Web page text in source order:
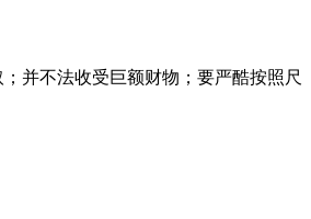
并不法收受巨额财物；要严酷按照尺